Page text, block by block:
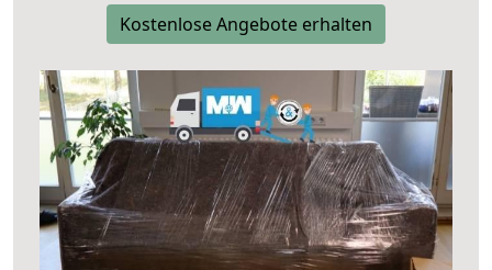
Kostenlose Angebote erhalten